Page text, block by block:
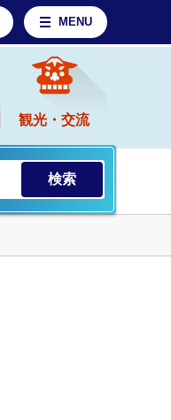
MENU
観光・交流